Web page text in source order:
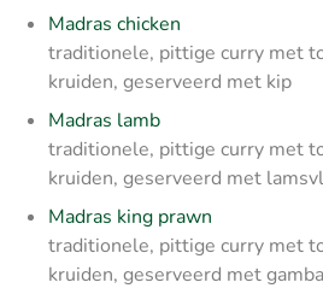
Madras chicken
traditionele, pittige curry met
kruiden, geserveerd met kip
Madras lamb
traditionele, pittige curry met
kruiden, geserveerd met
Madras king prawn
traditionele, pittige curry met
kruiden, geserveerd met